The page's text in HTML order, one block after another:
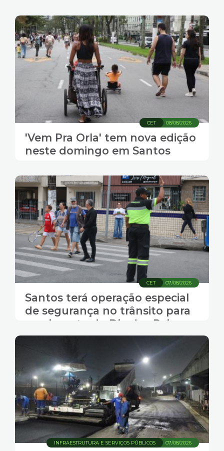
08/08/2026
CET
'Vem Pra Orla' tem nova edição
neste domingo em Santos
07/08/2026
CET
Santos terá operação especial
de segurança no trânsito para
movimento do Dia dos Pais
07/08/2026
INFRAESTRUTURA E SERVIÇOS PÚBLICOS